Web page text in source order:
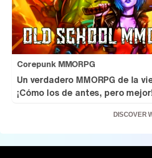
Corepunk MMORPG
Un verdadero MMORPG de la
¡Cómo los de antes, pero
DISCOVER